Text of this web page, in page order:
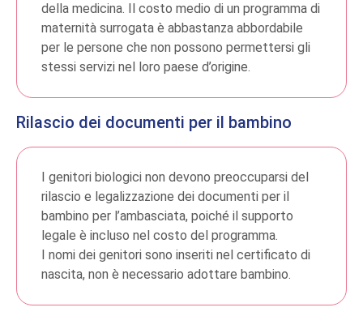
della medicina. Il costo medio di un programma di
maternità surrogata è abbastanza abbordabile
per le persone che non possono permettersi gli
stessi servizi nel loro paese d’origine.
Rilascio dei documenti per il bambino
I genitori biologici non devono preoccuparsi del
rilascio e legalizzazione dei documenti per il
bambino per l’ambasciata, poiché il supporto
legale è incluso nel costo del programma.
I nomi dei genitori sono inseriti nel certificato di
nascita, non è necessario adottare bambino.